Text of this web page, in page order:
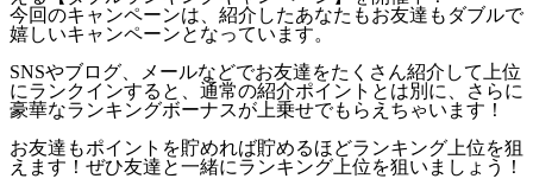
今回のキャンペーンは、紹介したあなたもお友達もダブルで
嬉しいキャンペーンとなっています。
SNSやブログ、メールなどでお友達をたくさん紹介して上位
にランクインすると、通常の紹介ポイントとは別に、さらに
豪華なランキングボーナスが上乗せでもらえちゃいます！
お友達もポイントを貯めれば貯めるほどランキング上位を狙
えます！ぜひ友達と一緒にランキング上位を狙いましょう！